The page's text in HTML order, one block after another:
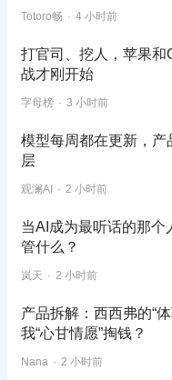
Totoro畅 4 小时前
打官司、挖人，苹果和
战才刚开始
字母榜 3 小时前
模型每周都在更新，产
层
观澜AI 2 小时前
当AI成为最听话的那个
管什么？
岚天 2 小时前
产品拆解：西西弗的“
我“心甘情愿”掏钱？
Nana 2 小时前